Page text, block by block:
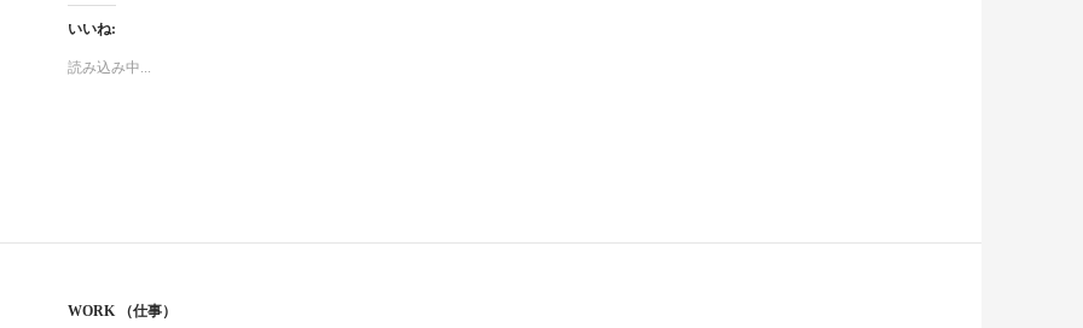
いいね:
読み込み中...
WORK （仕事）